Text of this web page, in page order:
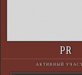
PR
АКТИВНЫЙ